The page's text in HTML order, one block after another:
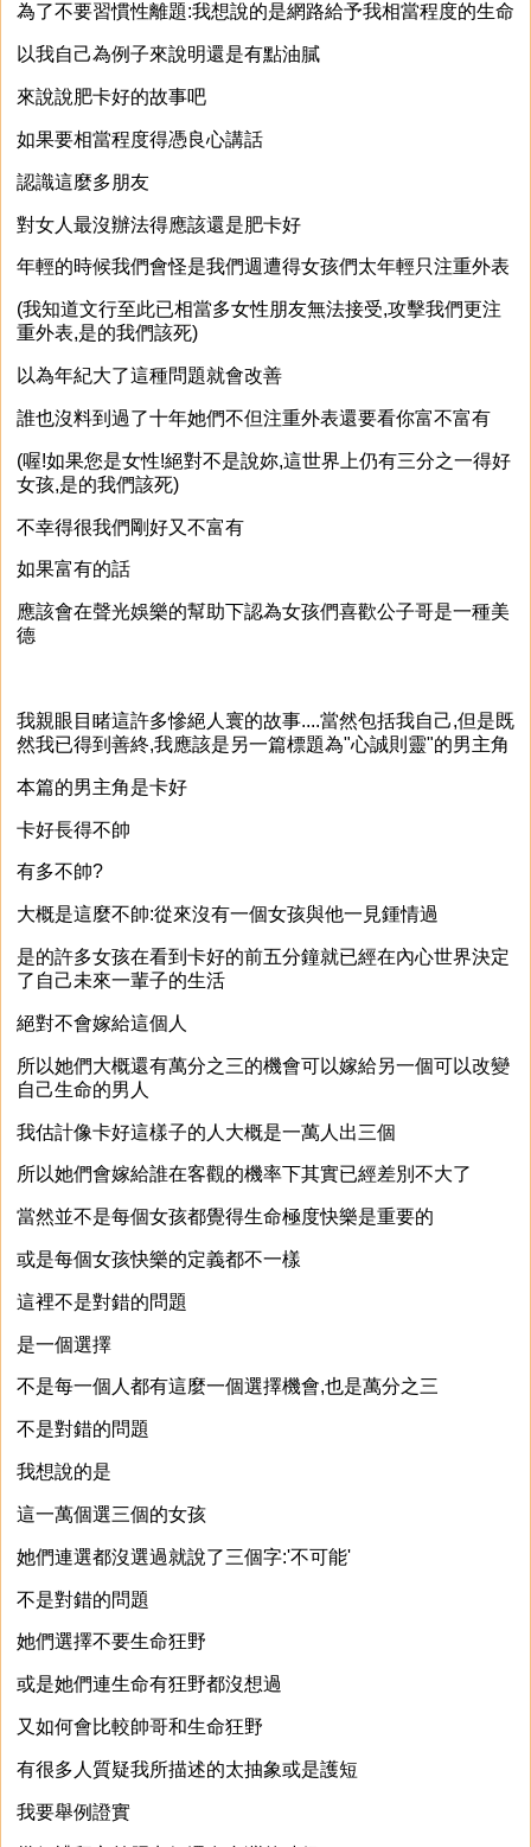
為了不要習慣性離題:我想說的是網路給予我相當程度的生命
以我自己為例子來說明還是有點油膩
來說說肥卡好的故事吧
如果要相當程度得憑良心講話
認識這麼多朋友
對女人最沒辦法得應該還是肥卡好
年輕的時候我們會怪是我們週遭得女孩們太年輕只注重外表
(我知道文行至此已相當多女性朋友無法接受,攻擊我們更注
重外表,是的我們該死)
以為年紀大了這種問題就會改善
誰也沒料到過了十年她們不但注重外表還要看你富不富有
(喔!如果您是女性!絕對不是說妳,這世界上仍有三分之一得好
女孩,是的我們該死)
不幸得很我們剛好又不富有
如果富有的話
應該會在聲光娛樂的幫助下認為女孩們喜歡公子哥是一種美
德
我親眼目睹這許多慘絕人寰的故事....當然包括我自己,但是既
然我已得到善終,我應該是另一篇標題為"心誠則靈"的男主角
本篇的男主角是卡好
卡好長得不帥
有多不帥?
大概是這麼不帥:從來沒有一個女孩與他一見鍾情過
是的許多女孩在看到卡好的前五分鐘就已經在內心世界決定
了自己未來一輩子的生活
絕對不會嫁給這個人
所以她們大概還有萬分之三的機會可以嫁給另一個可以改變
自己生命的男人
我估計像卡好這樣子的人大概是一萬人出三個
所以她們會嫁給誰在客觀的機率下其實已經差別不大了
當然並不是每個女孩都覺得生命極度快樂是重要的
或是每個女孩快樂的定義都不一樣
這裡不是對錯的問題
是一個選擇
不是每一個人都有這麼一個選擇機會,也是萬分之三
不是對錯的問題
我想說的是
這一萬個選三個的女孩
她們連選都沒選過就說了三個字:'不可能'
不是對錯的問題
她們選擇不要生命狂野
或是她們連生命有狂野都沒想過
又如何會比較帥哥和生命狂野
有很多人質疑我所描述的太抽象或是護短
我要舉例證實